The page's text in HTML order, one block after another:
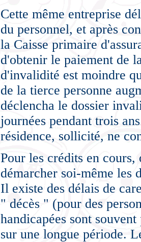
Cette même entreprise
du personnel, et après
la Caisse primaire
d'obtenir le paiement de
d'invalidité est moindre
de la tierce personne
déclencha le dossier
journées pendant trois
résidence, sollicité, ne
Pour les crédits en
démarcher soi-même les
Il existe des délais de
" décès " (pour des
handicapées sont
sur une longue période.